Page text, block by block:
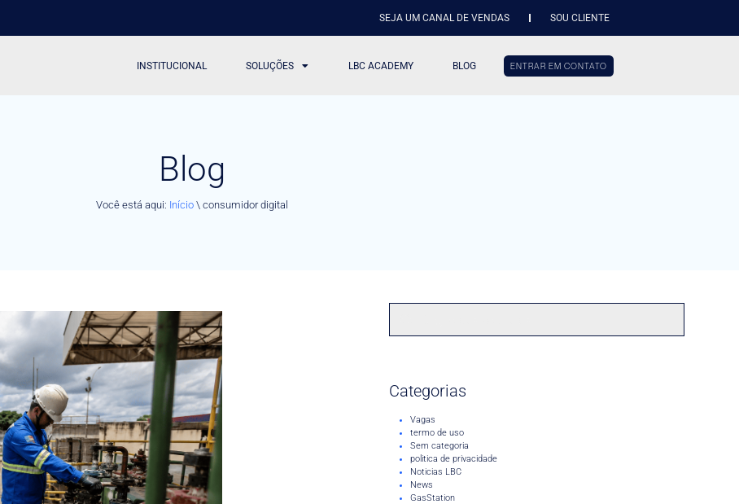
SEJA UM CANAL DE VENDAS SOU CLIENTE
INSTITUCIONAL SOLUÇÕES LBC ACADEMY BLOG ENTRAR EM CONTATO
Blog
Você está aqui: Início \ consumidor digital
Categorias
Vagas
termo de uso
Sem categoria
politica de privacidade
Noticias LBC
News
GasStation